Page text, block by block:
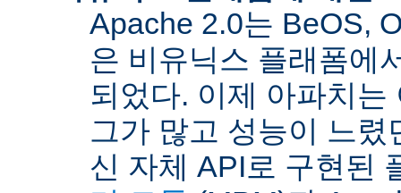
Apache 2.0는 BeOS,
은 비유닉스 플래폼에
되었다. 이제 아파치
그가 많고 성능이 느
신 자체 API로 구현된